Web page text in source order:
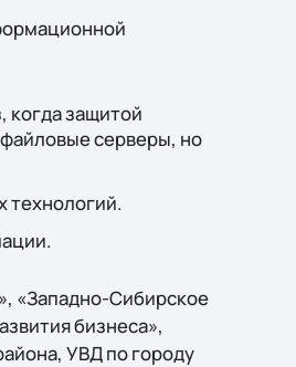
когда защитой
серверы, но
«Западно-Сибирское
бизнеса»,
УВД по городу